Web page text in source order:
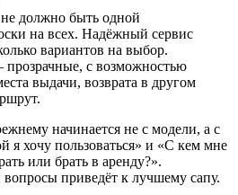
должно быть одной
на всех. Надёжный сервис
вариантов на выбор.
с возможностью
выдачи, возврата в другом
начинается не с модели, а с
я хочу пользоваться» и «С кем мне
или брать в аренду?».
приведёт к лучшему сапу.